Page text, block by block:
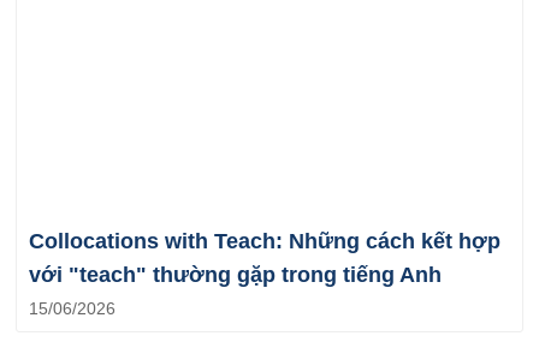
Collocations with Teach: Những cách kết hợp
với "teach" thường gặp trong tiếng Anh
15/06/2026